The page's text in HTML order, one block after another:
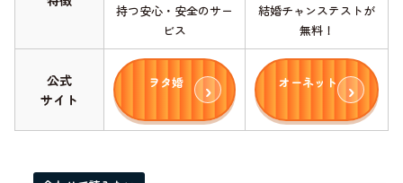
持つ安心・安全のサー
ビス
結婚チャンステストが
無料！
公式
サイト
ヲタ婚 オーネット